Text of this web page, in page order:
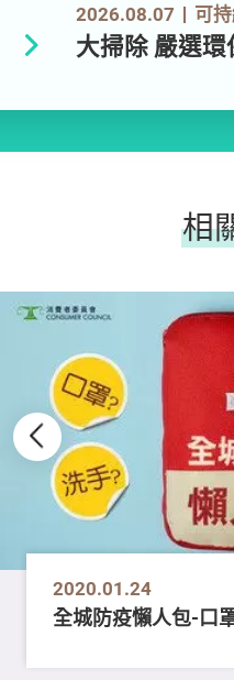
2026.08.07 可
大掃除 嚴選
相
2020.01.24
全城防疫懶人包-口